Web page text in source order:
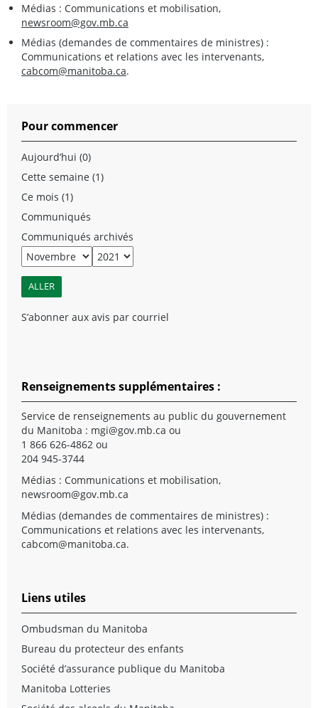
Médias : Communications et mobilisation,
newsroom@gov.mb.ca
Médias (demandes de commentaires de ministres) :
Communications et relations avec les intervenants,
cabcom@manitoba.ca.
Pour commencer
Aujourd’hui (0)
Cette semaine (1)
Ce mois (1)
Communiqués
Communiqués archivés
S’abonner aux avis par courriel
Renseignements supplémentaires :
Service de renseignements au public du gouvernement
du Manitoba : mgi@gov.mb.ca ou
1 866 626-4862 ou
204 945-3744
Médias : Communications et mobilisation,
newsroom@gov.mb.ca
Médias (demandes de commentaires de ministres) :
Communications et relations avec les intervenants,
cabcom@manitoba.ca.
Liens utiles
Ombudsman du Manitoba
Bureau du protecteur des enfants
Société d’assurance publique du Manitoba
Manitoba Lotteries